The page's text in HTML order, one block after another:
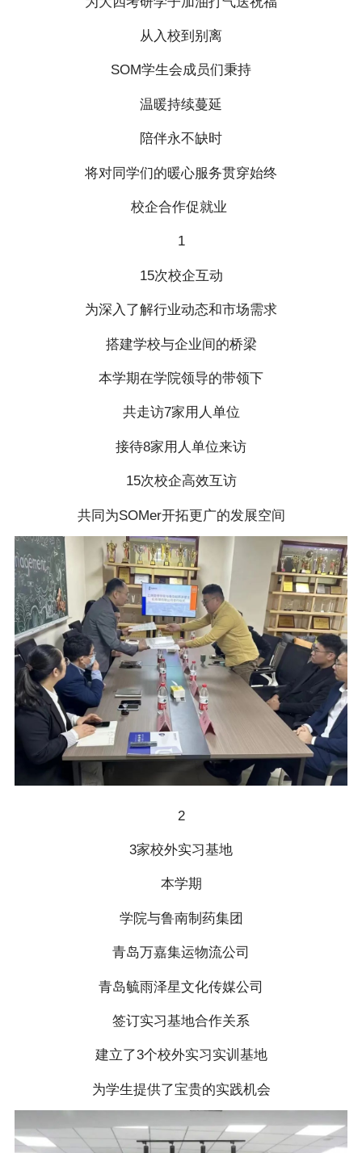
从入校到别离
SOM学生会成员们秉持
温暖持续蔓延
陪伴永不缺时
将对同学们的暖心服务贯穿始终
校企合作促就业
1
15次校企互动
为深入了解行业动态和市场需求
搭建学校与企业间的桥梁
本学期在学院领导的带领下
共走访7家用人单位
接待8家用人单位来访
15次校企高效互访
共同为SOMer开拓更广的发展空间
2
3家校外实习基地
本学期
学院与鲁南制药集团
青岛万嘉集运物流公司
青岛毓雨泽星文化传媒公司
签订实习基地合作关系
建立了3个校外实习实训基地
为学生提供了宝贵的实践机会